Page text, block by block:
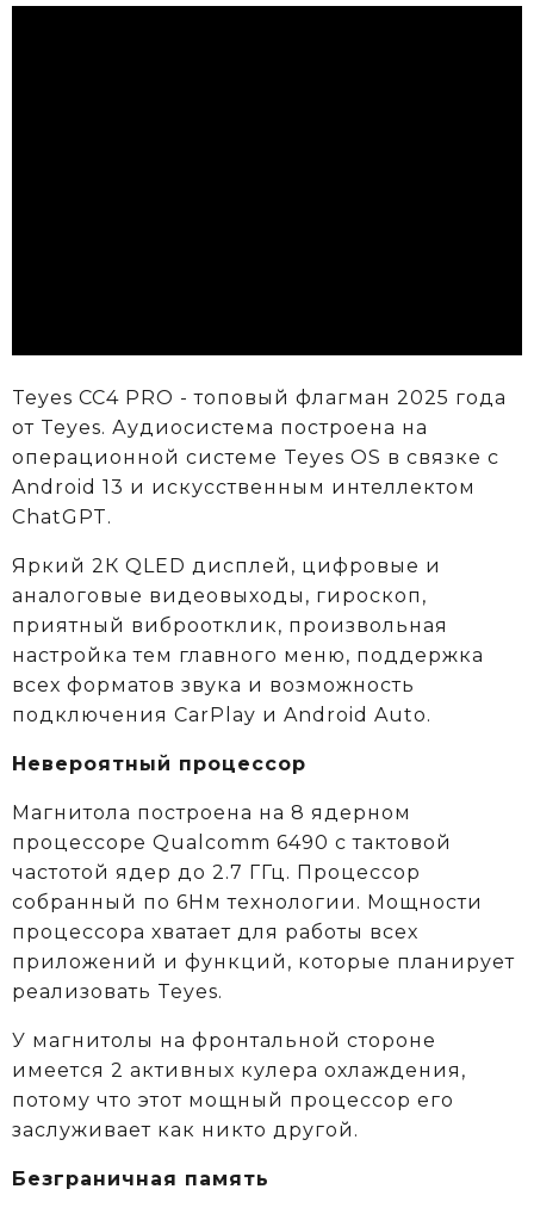
Teyes CC4 PRO - топовый флагман 2025 года
от Teyes. Аудиосистема построена на
операционной системе Teyes OS в связке с
Android 13 и искусственным интеллектом
ChatGPT.
Яркий 2К QLED дисплей, цифровые и
аналоговые видеовыходы, гироскоп,
приятный виброотклик, произвольная
настройка тем главного меню, поддержка
всех форматов звука и возможность
подключения CarPlay и Android Auto.
Невероятный процессор
Магнитола построена на 8 ядерном
процессоре Qualcomm 6490 c тактовой
частотой ядер до 2.7 ГГц. Процессор
собранный по 6Нм технологии. Мощности
процессора хватает для работы всех
приложений и функций, которые планирует
реализовать Teyes.
У магнитолы на фронтальной стороне
имеется 2 активных кулера охлаждения,
потому что этот мощный процессор его
заслуживает как никто другой.
Безграничная память